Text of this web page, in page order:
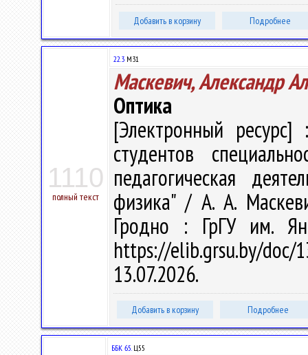
Добавить в корзину Подробнее
1110
полный текст
22.3 М31
Маскевич, Александр
Оптика
[Электронный ресурс]
студентов
педагогическая
физика" / А. А.
Гродно : ГрГУ им.
https://elib.grsu.by/
13.07.2026.
Добавить в корзину Подробнее
ББК 65.Ц55